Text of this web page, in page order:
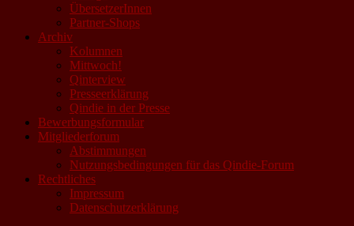
ÜbersetzerInnen
Partner-Shops
Archiv
Kolumnen
Mittwoch!
Qinterview
Presseerklärung
Qindie in der Presse
Bewerbungsformular
Mitgliederforum
Abstimmungen
Nutzungsbedingungen für das Qindie-Forum
Rechtliches
Impressum
Datenschutzerklärung